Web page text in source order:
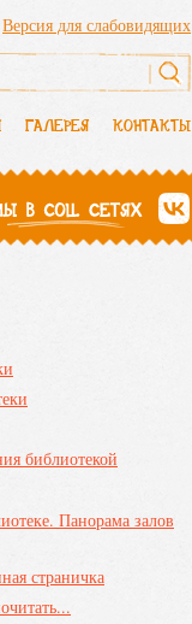
ГАЛЕРЕЯ КОНТАКТЫ
Версия для слабовидящих
поиска
библиотекой
Панорама залов
страничка